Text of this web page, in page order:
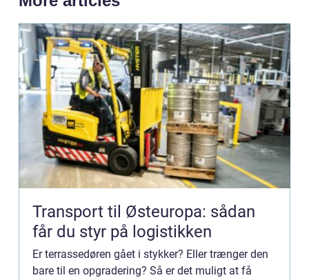
Transport til Østeuropa: sådan
får du styr på logistikken
Er terrassedøren gået i stykker? Eller trænger den
bare til en opgradering? Så er det muligt at få